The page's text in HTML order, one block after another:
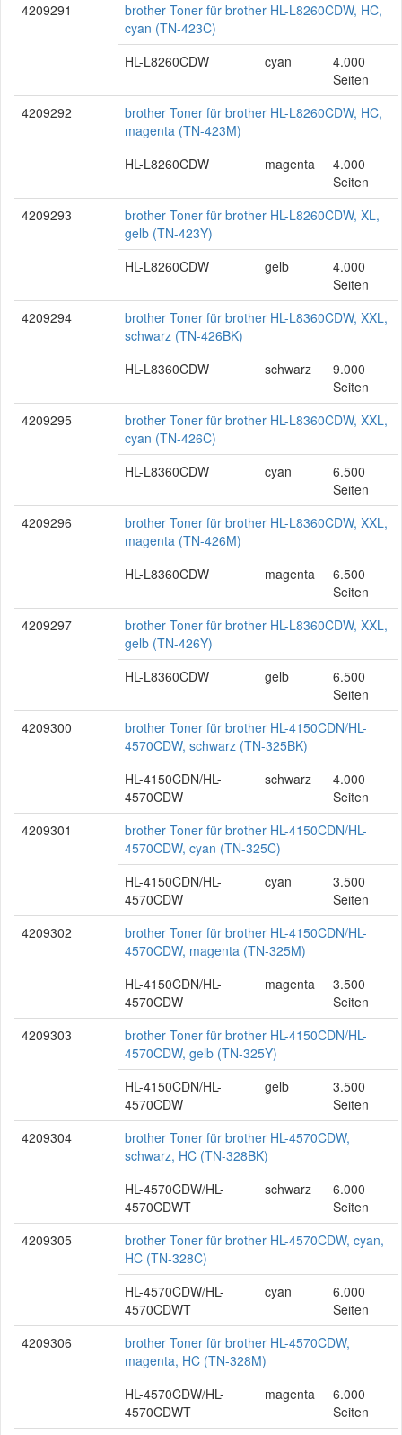
4209291
brother Toner für brother HL-L8260CDW, HC,
cyan (TN-423C)
HL-L8260CDW
cyan
4.000
Seiten
4209292
brother Toner für brother HL-L8260CDW, HC,
magenta (TN-423M)
HL-L8260CDW
magenta
4.000
Seiten
4209293
brother Toner für brother HL-L8260CDW, XL,
gelb (TN-423Y)
HL-L8260CDW
gelb
4.000
Seiten
4209294
brother Toner für brother HL-L8360CDW, XXL,
schwarz (TN-426BK)
HL-L8360CDW
schwarz
9.000
Seiten
4209295
brother Toner für brother HL-L8360CDW, XXL,
cyan (TN-426C)
HL-L8360CDW
cyan
6.500
Seiten
4209296
brother Toner für brother HL-L8360CDW, XXL,
magenta (TN-426M)
HL-L8360CDW
magenta
6.500
Seiten
4209297
brother Toner für brother HL-L8360CDW, XXL,
gelb (TN-426Y)
HL-L8360CDW
gelb
6.500
Seiten
4209300
brother Toner für brother HL-4150CDN/HL-
4570CDW, schwarz (TN-325BK)
HL-4150CDN/HL-
4570CDW
schwarz
4.000
Seiten
4209301
brother Toner für brother HL-4150CDN/HL-
4570CDW, cyan (TN-325C)
HL-4150CDN/HL-
4570CDW
cyan
3.500
Seiten
4209302
brother Toner für brother HL-4150CDN/HL-
4570CDW, magenta (TN-325M)
HL-4150CDN/HL-
4570CDW
magenta
3.500
Seiten
4209303
brother Toner für brother HL-4150CDN/HL-
4570CDW, gelb (TN-325Y)
HL-4150CDN/HL-
4570CDW
gelb
3.500
Seiten
4209304
brother Toner für brother HL-4570CDW,
schwarz, HC (TN-328BK)
HL-4570CDW/HL-
4570CDWT
schwarz
6.000
Seiten
4209305
brother Toner für brother HL-4570CDW, cyan,
HC (TN-328C)
HL-4570CDW/HL-
4570CDWT
cyan
6.000
Seiten
4209306
brother Toner für brother HL-4570CDW,
magenta, HC (TN-328M)
HL-4570CDW/HL-
4570CDWT
magenta
6.000
Seiten